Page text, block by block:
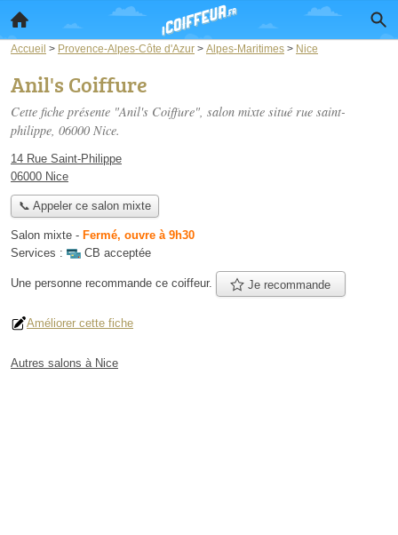
Accueil > Provence-Alpes-Côte d'Azur > Alpes-Maritimes > Nice
Anil's Coiffure
Cette fiche présente "Anil's Coiffure", salon mixte situé rue saint-
philippe, 06000 Nice.
14 Rue Saint-Philippe
06000 Nice
📞 Appeler ce salon mixte
Salon mixte - Fermé, ouvre à 9h30
Services :
CB acceptée
Une personne recommande ce coiffeur. Je recommande
Améliorer cette fiche
Autres salons à Nice